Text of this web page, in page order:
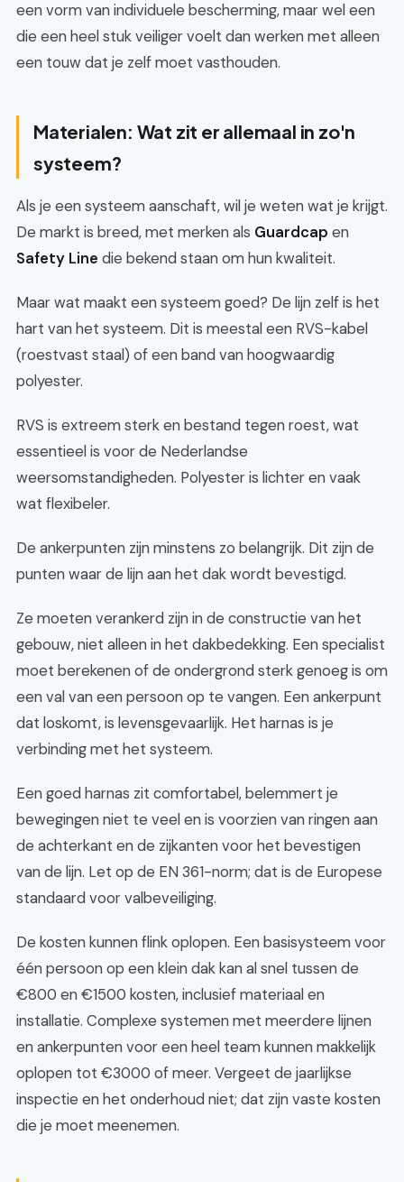
een vorm van individuele bescherming, maar wel een
die een heel stuk veiliger voelt dan werken met alleen
een touw dat je zelf moet vasthouden.
Materialen: Wat zit er allemaal in zo'n
systeem?
Als je een systeem aanschaft, wil je weten wat je krijgt.
De markt is breed, met merken als Guardcap en
Safety Line die bekend staan om hun kwaliteit.
Maar wat maakt een systeem goed? De lijn zelf is het
hart van het systeem. Dit is meestal een RVS-kabel
(roestvast staal) of een band van hoogwaardig
polyester.
RVS is extreem sterk en bestand tegen roest, wat
essentieel is voor de Nederlandse
weersomstandigheden. Polyester is lichter en vaak
wat flexibeler.
De ankerpunten zijn minstens zo belangrijk. Dit zijn de
punten waar de lijn aan het dak wordt bevestigd.
Ze moeten verankerd zijn in de constructie van het
gebouw, niet alleen in het dakbedekking. Een specialist
moet berekenen of de ondergrond sterk genoeg is om
een val van een persoon op te vangen. Een ankerpunt
dat loskomt, is levensgevaarlijk. Het harnas is je
verbinding met het systeem.
Een goed harnas zit comfortabel, belemmert je
bewegingen niet te veel en is voorzien van ringen aan
de achterkant en de zijkanten voor het bevestigen
van de lijn. Let op de EN 361-norm; dat is de Europese
standaard voor valbeveiliging.
De kosten kunnen flink oplopen. Een basisysteem voor
één persoon op een klein dak kan al snel tussen de
€800 en €1500 kosten, inclusief materiaal en
installatie. Complexe systemen met meerdere lijnen
en ankerpunten voor een heel team kunnen makkelijk
oplopen tot €3000 of meer. Vergeet de jaarlijkse
inspectie en het onderhoud niet; dat zijn vaste kosten
die je moet meenemen.